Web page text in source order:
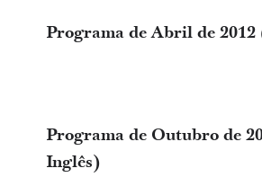
Programa de Abril de 2012
Programa de Outubro de
Inglês)